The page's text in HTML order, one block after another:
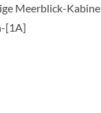
Meerblick-Kabine
[1A]